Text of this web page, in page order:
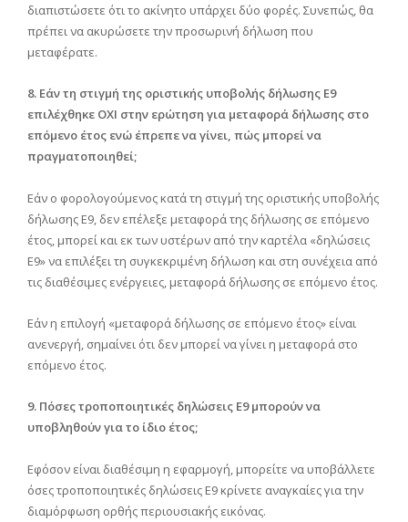
διαπιστώσετε ότι το ακίνητο υπάρχει δύο φορές. Συνεπώς, θα
πρέπει να ακυρώσετε την προσωρινή δήλωση που
μεταφέρατε.
8. Εάν τη στιγμή της οριστικής υποβολής δήλωσης Ε9
επιλέχθηκε ΟΧΙ στην ερώτηση για μεταφορά δήλωσης στο
επόμενο έτος ενώ έπρεπε να γίνει, πώς μπορεί να
πραγματοποιηθεί;
Εάν ο φορολογούμενος κατά τη στιγμή της οριστικής υποβολής
δήλωσης Ε9, δεν επέλεξε μεταφορά της δήλωσης σε επόμενο
έτος, μπορεί και εκ των υστέρων από την καρτέλα «δηλώσεις
Ε9» να επιλέξει τη συγκεκριμένη δήλωση και στη συνέχεια από
τις διαθέσιμες ενέργειες, μεταφορά δήλωσης σε επόμενο έτος.
Εάν η επιλογή «μεταφορά δήλωσης σε επόμενο έτος» είναι
ανενεργή, σημαίνει ότι δεν μπορεί να γίνει η μεταφορά στο
επόμενο έτος.
9. Πόσες τροποποιητικές δηλώσεις Ε9 μπορούν να
υποβληθούν για το ίδιο έτος;
Εφόσον είναι διαθέσιμη η εφαρμογή, μπορείτε να υποβάλλετε
όσες τροποποιητικές δηλώσεις Ε9 κρίνετε αναγκαίες για την
διαμόρφωση ορθής περιουσιακής εικόνας.